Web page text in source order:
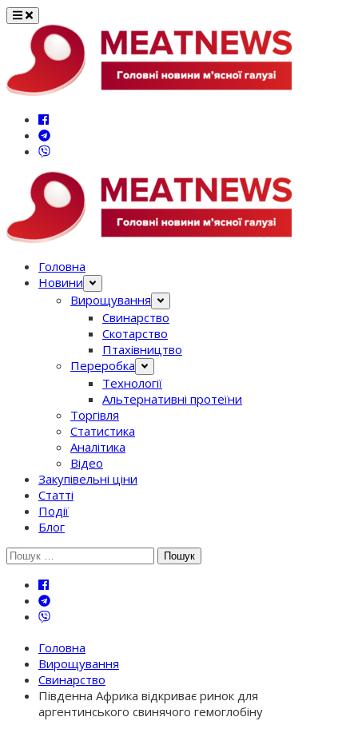
Перейти
вмісту
Головна
Новини
Вирощування
Свинарство
Скотарство
Птахівництво
Переробка
Технології
Альтернативні протеїни
Торгівля
Статистика
Аналітика
Відео
Закупівельні ціни
Статті
Події
Блог
Шукати:
Головна
Вирощування
Свинарство
Південна Африка відкриває ринок для
аргентинського свинячого гемоглобіну